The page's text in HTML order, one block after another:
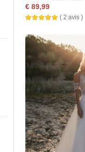
€ 89,99
( 2 avis )